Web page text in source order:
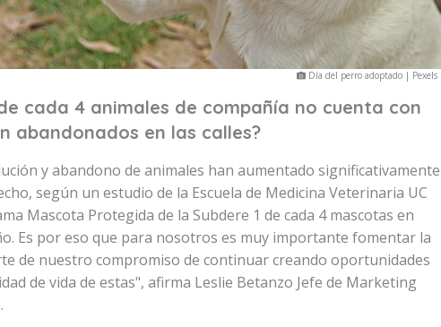
Día del perro adoptado | Pexels
cada 4 animales de compañía no cuenta con
abandonados en las calles?
y abandono de animales han aumentado significativamente
según un estudio de la Escuela de Medicina Veterinaria UC
Mascota Protegida de la Subdere 1 de cada 4 mascotas en
Es por eso que para nosotros es muy importante fomentar la
de nuestro compromiso de continuar creando oportunidades
de vida de estas", afirma Leslie Betanzo Jefe de Marketing